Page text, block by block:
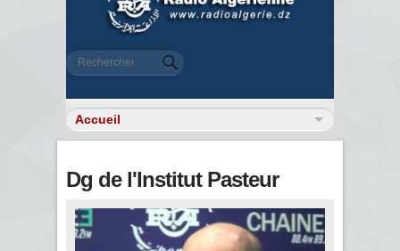
Formulaire de recherche
Rechercher
Dg de l'Institut Pasteur